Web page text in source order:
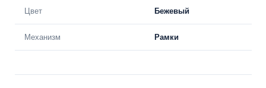
Цвет Бежевый
Механизм Рамки